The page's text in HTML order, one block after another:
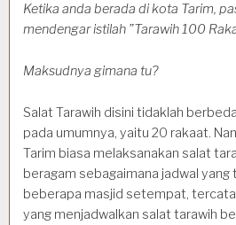
Ketika anda berada di kota Tarim,
mendengar istilah ”Tarawih 100
Maksudnya gimana tu?
Salat Tarawih disini tidaklah
pada umumnya, yaitu 20 rakaat.
Tarim biasa melaksanakan salat
beragam sebagaimana jadwal
beberapa masjid setempat,
yang menjadwalkan salat tarawih